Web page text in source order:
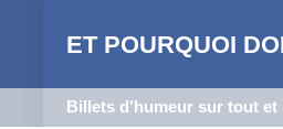
ET POURQUOI
Billets d'humeur sur tout